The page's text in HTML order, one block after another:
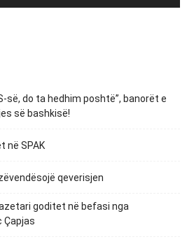
së, do ta hedhim poshtë”, banorët e
së bashkisë!
në SPAK
qeverisjen
goditet në befasi nga
Çapjas